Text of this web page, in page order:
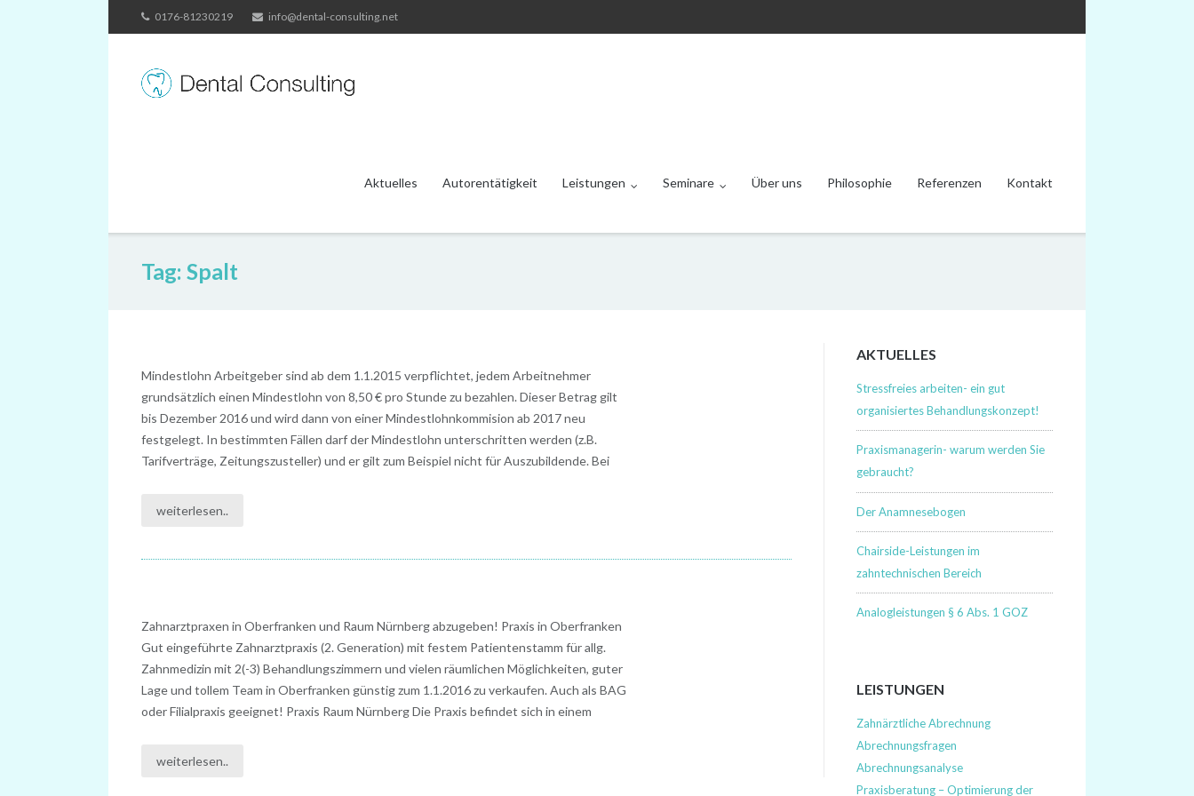
to
0176-81230219 info@dental-consulting.net
Aktuelles Autorentätigkeit Leistungen Seminare Über uns Philosophie Referenzen Kontakt
Tag:Spalt
Mindestlohn Arbeitgeber sind ab dem 1.1.2015 verpflichtet, jedem Arbeitnehmer
grundsätzlich einen Mindestlohn von 8,50 € pro Stunde zu bezahlen. Dieser Betrag gilt
bis Dezember 2016 und wird dann von einer Mindestlohnkommision ab 2017 neu
festgelegt. In bestimmten Fällen darf der Mindestlohn unterschritten werden (z.B.
Tarifverträge, Zeitungszusteller) und er gilt zum Beispiel nicht für Auszubildende. Bei
weiterlesen..
Zahnarztpraxen in Oberfranken und Raum Nürnberg abzugeben! Praxis in Oberfranken
Gut eingeführte Zahnarztpraxis (2. Generation) mit festem Patientenstamm für allg.
Zahnmedizin mit 2(-3) Behandlungszimmern und vielen räumlichen Möglichkeiten, guter
Lage und tollem Team in Oberfranken günstig zum 1.1.2016 zu verkaufen. Auch als BAG
oder Filialpraxis geeignet! Praxis Raum Nürnberg Die Praxis befindet sich in einem
weiterlesen..
AKTUELLES
Stressfreies arbeiten- ein gut
organisiertes Behandlungskonzept!
Praxismanagerin- warum werden Sie
gebraucht?
Der Anamnesebogen
Chairside-Leistungen im
zahntechnischen Bereich
Analogleistungen § 6 Abs. 1 GOZ
LEISTUNGEN
Zahnärztliche Abrechnung
Abrechnungsfragen
Abrechnungsanalyse
Praxisberatung – Optimierung der